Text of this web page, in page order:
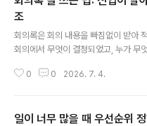
면을 열면 이렇게 고민하게 됩니다. “제
하지?”“첫 문장은 어떻게 시작해야 자
딱딱해 보이지 않을까?”“상사나 거래
맞을까?” 회사 메일은 친구에게 보내
다. 핵심은 예쁜 문장이 아니라 정확한
조
회의록은 회의 내용을 빠짐없이 받아
회의에서 무엇이 결정되었고, 누가 무
에서는 신입사원도 바로 활용할 수 있
작성입니다. 특히 신입사원은 회의에
0 0 2026. 7. 4.
일이 너무 많을 때 우선순위